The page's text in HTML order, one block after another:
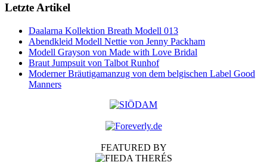
Letzte Artikel
Daalarna Kollektion Breath Modell 013
Abendkleid Modell Nettie von Jenny Packham
Modell Grayson von Made with Love Bridal
Braut Jumpsuit von Talbot Runhof
Moderner Bräutigamanzug von dem belgischen Label Good
Manners
FEATURED BY